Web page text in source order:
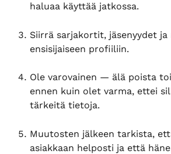
haluaa käyttää jatkossa.
Siirrä sarjakortit, jäsenyydet
ensisijaiseen profiiliin.
Ole varovainen — älä poista
ennen kuin olet varma, ettei
tärkeitä tietoja.
Muutosten jälkeen tarkista,
asiakkaan helposti ja että